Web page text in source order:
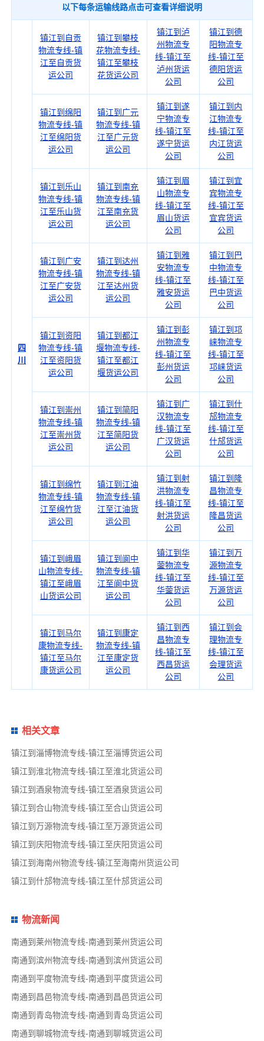
以下每条运输线路点击可查看详细说明
四
川
镇江到自贡
物流专线-镇
江至自贡货
运公司
镇江到攀枝
花物流专线-
镇江至攀枝
花货运公司
镇江到泸
州物流专
线-镇江至
泸州货运
公司
镇江到德
阳物流专
线-镇江至
德阳货运
公司
镇江到绵阳
物流专线-镇
江至绵阳货
运公司
镇江到广元
物流专线-镇
江至广元货
运公司
镇江到遂
宁物流专
线-镇江至
遂宁货运
公司
镇江到内
江物流专
线-镇江至
内江货运
公司
镇江到乐山
物流专线-镇
江至乐山货
运公司
镇江到南充
物流专线-镇
江至南充货
运公司
镇江到眉
山物流专
线-镇江至
眉山货运
公司
镇江到宜
宾物流专
线-镇江至
宜宾货运
公司
镇江到广安
物流专线-镇
江至广安货
运公司
镇江到达州
物流专线-镇
江至达州货
运公司
镇江到雅
安物流专
线-镇江至
雅安货运
公司
镇江到巴
中物流专
线-镇江至
巴中货运
公司
镇江到资阳
物流专线-镇
江至资阳货
运公司
镇江到都江
堰物流专线-
镇江至都江
堰货运公司
镇江到彭
州物流专
线-镇江至
彭州货运
公司
镇江到邛
崃物流专
线-镇江至
邛崃货运
公司
镇江到崇州
物流专线-镇
江至崇州货
运公司
镇江到简阳
物流专线-镇
江至简阳货
运公司
镇江到广
汉物流专
线-镇江至
广汉货运
公司
镇江到什
邡物流专
线-镇江至
什邡货运
公司
镇江到绵竹
物流专线-镇
江至绵竹货
运公司
镇江到江油
物流专线-镇
江至江油货
运公司
镇江到射
洪物流专
线-镇江至
射洪货运
公司
镇江到隆
昌物流专
线-镇江至
隆昌货运
公司
镇江到峨眉
山物流专线-
镇江至峨眉
山货运公司
镇江到阆中
物流专线-镇
江至阆中货
运公司
镇江到华
蓥物流专
线-镇江至
华蓥货运
公司
镇江到万
源物流专
线-镇江至
万源货运
公司
镇江到马尔
康物流专线-
镇江至马尔
康货运公司
镇江到康定
物流专线-镇
江至康定货
运公司
镇江到西
昌物流专
线-镇江至
西昌货运
公司
镇江到会
理物流专
线-镇江至
会理货运
公司
相关文章
镇江到淄博物流专线-镇江至淄博货运公司
镇江到淮北物流专线-镇江至淮北货运公司
镇江到酒泉物流专线-镇江至酒泉货运公司
镇江到合山物流专线-镇江至合山货运公司
镇江到万源物流专线-镇江至万源货运公司
镇江到庆阳物流专线-镇江至庆阳货运公司
镇江到海南州物流专线-镇江至海南州货运公司
镇江到什邡物流专线-镇江至什邡货运公司
物流新闻
南通到莱州物流专线-南通到莱州货运公司
南通到滨州物流专线-南通到滨州货运公司
南通到平度物流专线-南通到平度货运公司
南通到昌邑物流专线-南通到昌邑货运公司
南通到青岛物流专线-南通到青岛货运公司
南通到聊城物流专线-南通到聊城货运公司